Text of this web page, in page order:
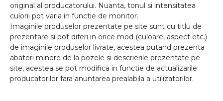
original al producatorului. Nuanta, tonul si intensitatea
culorii pot varia in functie de monitor.
Imaginile produselor prezentate pe site sunt cu titlu de
prezentare si pot diferi in orice mod (culoare, aspect etc.)
de imaginile produselor livrate, acestea putand prezenta
abateri minore de la pozele si descrierile prezentate pe
site, acestea se pot modifica in functie de actualizarile
producatorilor fara anuntarea prealabila a utilizatorilor.